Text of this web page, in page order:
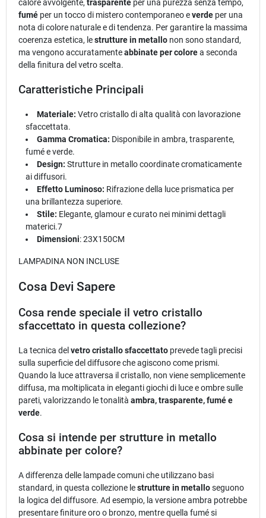
calore avvolgente, trasparente per una purezza senza tempo,
fumé per un tocco di mistero contemporaneo everde per una
nota di colore naturale e di tendenza. Per garantire la massima
coerenza estetica, lestrutture in metallo non sono standard,
ma vengono accuratamenteabbinate per colorea seconda
della finitura del vetro scelta.
Caratteristiche Principali
Materiale: Vetro cristallo di alta qualità con lavorazione
sfaccettata.
Gamma Cromatica: Disponibile in ambra, trasparente,
fumé e verde.
Design: Strutture in metallo coordinate cromaticamente
ai diffusori.
Effetto Luminoso: Rifrazione della luce prismatica per
una brillantezza superiore.
Stile: Elegante, glamour e curato nei minimi dettagli
materici.7
Dimensioni: 23X150CM
LAMPADINA NON INCLUSE
Cosa Devi Sapere
Cosa rende speciale il vetro cristallo
sfaccettato in questa collezione?
La tecnica del vetro cristallo sfaccettato prevede tagli precisi
sulla superficie del diffusore che agiscono come prismi.
Quando la luce attraversa il cristallo, non viene semplicemente
diffusa, ma moltiplicata in eleganti giochi di luce e ombre sulle
pareti, valorizzando le tonalità ambra, trasparente, fumé e
verde.
Cosa si intende per strutture in metallo
abbinate per colore?
A differenza delle lampade comuni che utilizzano basi
standard, in questa collezione lestrutture in metalloseguono
la logica del diffusore. Ad esempio, la versione ambra potrebbe
presentare finiture oro o bronzo, mentre quella fumé si